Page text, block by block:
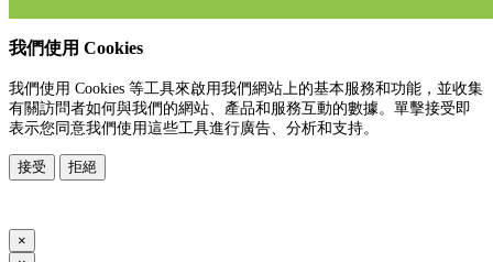
我們使用 Cookies
我們使用 Cookies 等工具來啟用我們網站上的基本服務和功能，並收集
有關訪問者如何與我們的網站、產品和服務互動的數據。單擊接受即
表示您同意我們使用這些工具進行廣告、分析和支持。
接受 拒絕
×